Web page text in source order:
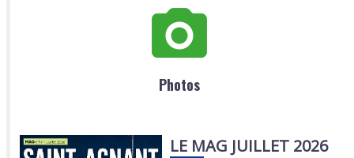
Photos
LE MAG JUILLET 2026